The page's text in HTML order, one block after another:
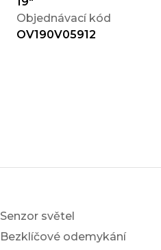
Objednávací kód
OV190V05912
Senzor světel
Bezklíčové odemykání